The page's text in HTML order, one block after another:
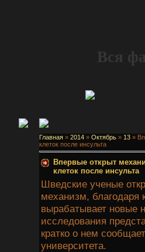
Вся
Главная » 2014 » Октябрь » 13 »
клеток после инсульта
Впервые открыт
клеток после инсульта
Шведские ученые
механизм, благодаря
вырабатывает новые
исследования
кратко о нем
университета.